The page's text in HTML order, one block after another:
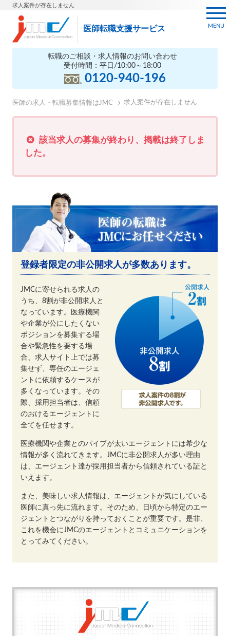
求人案件が存在しません
医師転職支援サービス
転職のご相談・求人情報のお問い合わせ
受付時間：平日/10:00～18:00
0120-940-196
MENU
医師の求人・転職募集情報はJMC 求人案件が存在しません
該当求人の募集が終わり、掲載は終了しま
した。
登録者限定の非公開求人が多数あります。
JMCに寄せられる求人の
うち、8割が非公開求人と
なっています。医療機関
や企業が公にしたくない
ポジションを募集する場
合や緊急性を要する場
合、求人サイト上では募
集せず、専任のエージェ
ントに依頼するケースが
多くなっています。その
際、採用担当者は、信頼
のおけるエージェントに
全てを任せます。
医療機関や企業とのパイプが太いエージェントには希少な
情報が多く流れてきます。JMCに非公開求人が多い理由
は、エージェント達が採用担当者から信頼されている証と
いえます。
また、美味しい求人情報は、エージェントが気にしている
医師に真っ先に流れます。そのため、日頃から特定のエー
ジェントとつながりを持っておくことが重要です。是非、
これを機会にJMCのエージェントとコミュニケーションを
とってみてください。